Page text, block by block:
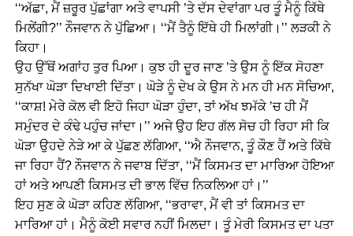
‘‘ਅੱਛਾ, ਮੈਂ ਜ਼ਰੂਰ ਪੁੱਛਾਂਗਾ ਅਤੇ ਵਾਪਸੀ ’ਤੇ ਦੱਸ ਦੇਵਾਂਗਾ ਪਰ ਤੂੰ ਮੈਨੂੰ ਕਿੱਥੇ
ਮਿਲੇਂਗੀ?’’ ਨੌਜਵਾਨ ਨੇ ਪੁੱਛਿਆ। ‘‘ਮੈਂ ਤੈਨੂੰ ਇੱਥੇ ਹੀ ਮਿਲਾਂਗੀ।’’ ਲੜਕੀ ਨੇ
ਕਿਹਾ।
ਉਹ ਉੱਥੋਂ ਅਗਾਂਹ ਤੁਰ ਪਿਆ। ਕੁਝ ਹੀ ਦੂਰ ਜਾਣ ’ਤੇ ਉਸ ਨੂੰ ਇੱਕ ਸੋਹਣਾ
ਸੁਨੱਖਾ ਘੋੜਾ ਦਿਖਾਈ ਦਿੱਤਾ। ਘੋੜੇ ਨੂੰ ਦੇਖ ਕੇ ਉਸ ਨੇ ਮਨ ਹੀ ਮਨ ਸੋਚਿਆ,
‘‘ਕਾਸ਼! ਮੇਰੇ ਕੋਲ ਵੀ ਇਹੋ ਜਿਹਾ ਘੋੜਾ ਹੁੰਦਾ, ਤਾਂ ਅੱਖ ਝਮੱਕੇ ’ਚ ਹੀ ਮੈਂ
ਸਮੁੰਦਰ ਦੇ ਕੰਢੇ ਪਹੁੰਚ ਜਾਂਦਾ।’’ ਅਜੇ ਉਹ ਇਹ ਗੱਲ ਸੋਚ ਹੀ ਰਿਹਾ ਸੀ ਕਿ
ਘੋੜਾ ਉਹਦੇ ਨੇੜੇ ਆ ਕੇ ਪੁੱਛਣ ਲੱਗਿਆ, ‘‘ਐ ਨੌਜਵਾਨ, ਤੂੰ ਕੌਣ ਹੈਂ ਅਤੇ ਕਿੱਥੇ
ਜਾ ਰਿਹਾ ਹੈਂ? ਨੌਜਵਾਨ ਨੇ ਜਵਾਬ ਦਿੱਤਾ, ‘‘ਮੈਂ ਕਿਸਮਤ ਦਾ ਮਾਰਿਆ ਹੋਇਆ
ਹਾਂ ਅਤੇ ਆਪਣੀ ਕਿਸਮਤ ਦੀ ਭਾਲ ਵਿੱਚ ਨਿਕਲਿਆ ਹਾਂ।’’
ਇਹ ਸੁਣ ਕੇ ਘੋੜਾ ਕਹਿਣ ਲੱਗਿਆ, ‘‘ਭਰਾਵਾ, ਮੈਂ ਵੀ ਤਾਂ ਕਿਸਮਤ ਦਾ
ਮਾਰਿਆ ਹਾਂ। ਮੈਨੂੰ ਕੋਈ ਸਵਾਰ ਨਹੀਂ ਮਿਲਦਾ। ਤੂੰ ਮੇਰੀ ਕਿਸਮਤ ਦਾ ਪਤਾ